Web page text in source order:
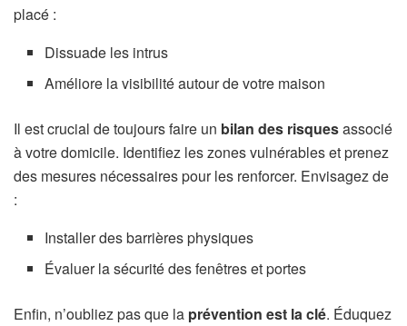
placé :
Dissuade les intrus
Améliore la visibilité autour de votre maison
Il est crucial de toujours faire un bilan des risquesassocié
à votre domicile. Identifiez les zones vulnérables et prenez
des mesures nécessaires pour les renforcer. Envisagez de
:
Installer des barrières physiques
Évaluer la sécurité des fenêtres et portes
Enfin, n’oubliez pas que la prévention est la clé. Éduquez